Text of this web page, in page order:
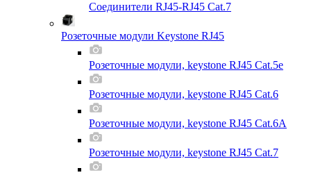
Соединители RJ45-RJ45 Cat.7
Розеточные модули Keystone RJ45
Розеточные модули, keystone RJ45 Cat.5e
Розеточные модули, keystone RJ45 Cat.6
Розеточные модули, keystone RJ45 Cat.6A
Розеточные модули, keystone RJ45 Cat.7